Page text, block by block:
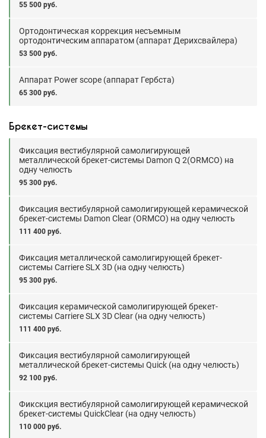
55 500 руб.
Ортодонтическая коррекция несъемным
ортодонтическим аппаратом (аппарат Дерихсвайлера)
53 500 руб.
Аппарат Power scope (аппарат Гербста)
65 300 руб.
Брекет-системы
Фиксация вестибулярной самолигирующей
металлической брекет-системы Damon Q 2(ORMCO) на
одну челюсть
95 300 руб.
Фиксация вестибулярной самолигирующей керамической
брекет-системы Damon Clear (ORMCO) на одну челюсть
111 400 руб.
Фиксация металлической самолигирующей брекет-
системы Carriere SLX 3D (на одну челюсть)
95 300 руб.
Фиксация керамической самолигирующей брекет-
системы Carriere SLX 3D Clear (на одну челюсть)
111 400 руб.
Фиксация вестибулярной самолигирующей
металлической брекет-системы Quick (на одну челюсть)
92 100 руб.
Фикскция вестибулярной самолигирующей керамической
брекет-системы QuickClear (на одну челюсть)
110 000 руб.